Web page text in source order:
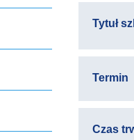
Tytuł
Termin
Czas